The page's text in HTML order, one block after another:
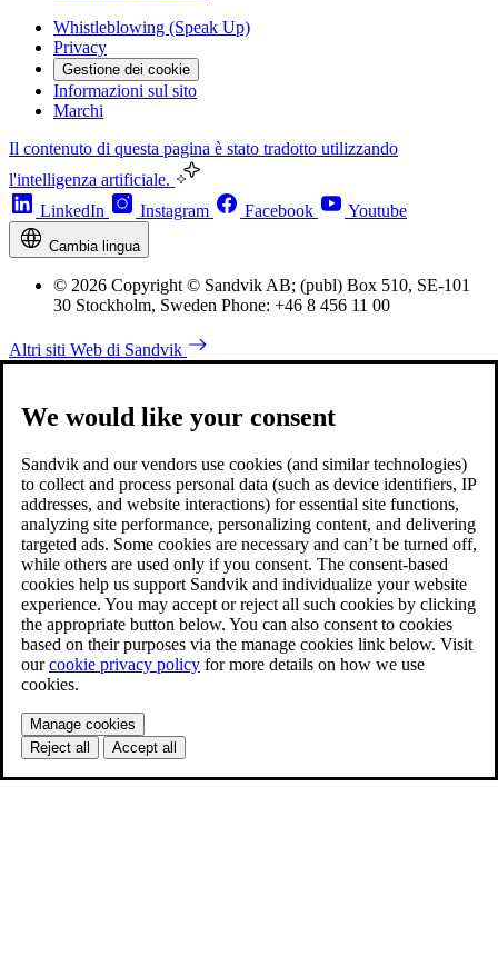
Whistleblowing (Speak Up)
Privacy
Gestione dei cookie
Informazioni sul sito
Marchi
Il contenuto di questa pagina è stato tradotto utilizzando
l'intelligenza artificiale.
LinkedIn
Instagram Facebook Youtube
Cambia lingua
© 2026 Copyright © Sandvik AB; (publ) Box 510, SE-101
30 Stockholm, Sweden Phone: +46 8 456 11 00
Altri siti Web di Sandvik
We would like your consent
Sandvik and our vendors use cookies (and similar technologies)
to collect and process personal data (such as device identifiers, IP
addresses, and website interactions) for essential site functions,
analyzing site performance, personalizing content, and delivering
targeted ads. Some cookies are necessary and can’t be turned off,
while others are used only if you consent. The consent-based
cookies help us support Sandvik and individualize your website
experience. You may accept or reject all such cookies by clicking
the appropriate button below. You can also consent to cookies
based on their purposes via the manage cookies link below. Visit
ourcookie privacy policy for more details on how we use
cookies.
Manage cookies
Reject all
Accept all